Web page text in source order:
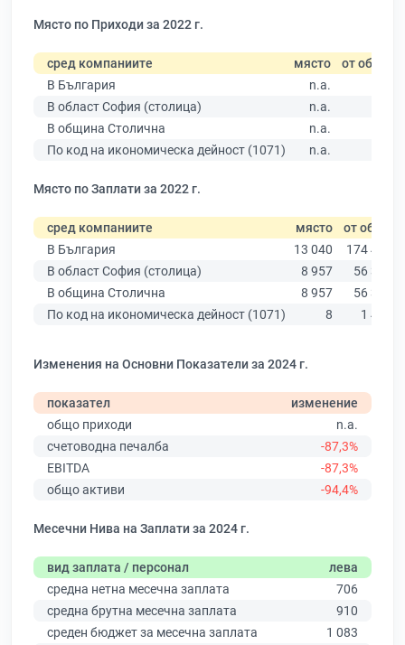
Място по Приходи за 2022 г.
сред компаниите място от общо
В България
n.a.
В област София (столица)
n.a.
В община Столична
n.a.
По код на икономическа дейност (1071)
n.a.
Място по Заплати за 2022 г.
сред компаниите място от общо
В България
13 040
174 403
В област София (столица)
8 957
56 378
В община Столична
8 957
56 378
По код на икономическа дейност (1071)
8 1 424
Изменения на Основни Показатели за 2024 г.
показател
изменение
общо приходи
n.a.
счетоводна печалба
-87,3%
EBITDA
-87,3%
общо активи
-94,4%
Месечни Нива на Заплати за 2024 г.
вид заплата / персонал
лева
средна нетна месечна заплата
706
средна брутна месечна заплата
910
среден бюджет за месечна заплата
1 083